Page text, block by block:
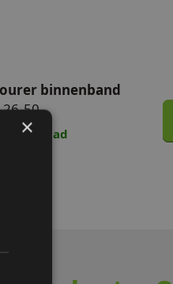
binnenband
26,50
Op voorraad
×